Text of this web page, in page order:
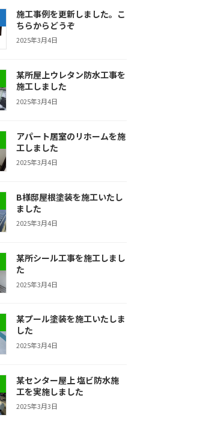
施工事例を更新しました。こ
ちらからどうぞ
2025年3月4日
某所屋上ウレタン防水工事を
施工しました
2025年3月4日
アパート居室のリホームを施
工しました
2025年3月4日
B様邸屋根塗装を施工いたし
ました
2025年3月4日
某所シール工事を施工しまし
た
2025年3月4日
某プール塗装を施工いたしま
した
2025年3月4日
某センター屋上 塩ビ防水施
工を実施しました
2025年3月3日